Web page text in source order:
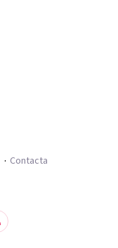
Contacta